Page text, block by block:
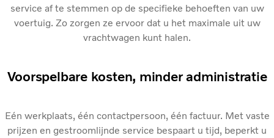
service af te stemmen op de specifieke behoeften van uw
voertuig. Zo zorgen ze ervoor dat u het maximale uit uw
vrachtwagen kunt halen.
Voorspelbare kosten, minder administratie
Eén werkplaats, één contactpersoon, één factuur. Met vaste
prijzen en gestroomlijnde service bespaart u tijd, beperkt u